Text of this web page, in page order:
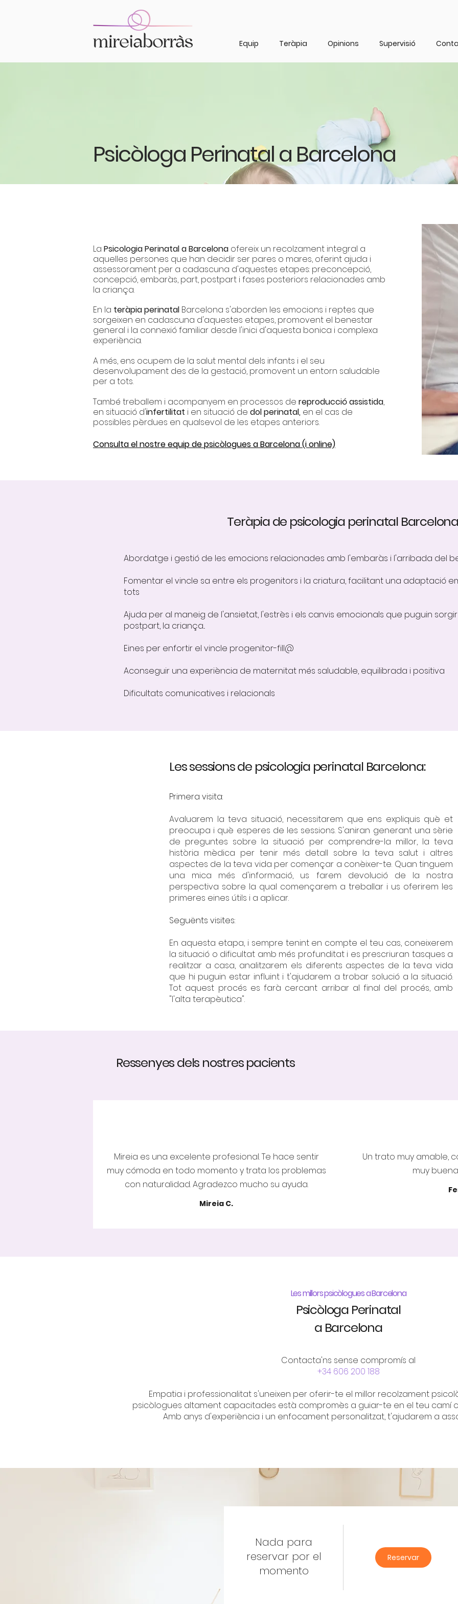
Equip Teràpia Opinions Supervisió
Psicòloga Perinatal a Barcelona
La Psicologia Perinatal a Barcelona ofereix un recolzament integral a
aquelles persones que han decidir ser pares o mares, oferint ajuda i
assessorament per a cadascuna d'aquestes etapes: preconcepció,
concepció, embaràs, part, postpart i fases posteriors relacionades amb
la criança.
En la teràpia perinatal Barcelona s'aborden les emocions i reptes que
sorgeixen en cadascuna d'aquestes etapes, promovent el benestar
general i la connexió familiar desde l'inici d'aquesta bonica i complexa
experiència.
​A més, ens ocupem de la salut mental dels infants i el seu
desenvolupament des de la gestació, promovent un entorn saludable
per a tots.
També treballem i acompanyem en processos de reproducció assistida,
en situació d'infertilitat i en situació de dol perinatal, en el cas de
possibles pèrdues en qualsevol de les etapes anteriors.
Consulta el nostre equip de psicòlogues a Barcelona (i online)
Teràpia de psicologia perinatal
Abordatge i gestió de les emocions relacionades amb l'embaràs i l'arribada del
Fomentar el vincle sa entre els progenitors i la criatura, facilitant una adaptació
tots
Ajuda per al maneig de l'ansietat, l'estrès i els canvis emocionals que puguin
postpart, la criança...
Eines per enfortir el vincle progenitor-fill@
Aconseguir una experiència de maternitat més saludable, equilibrada i positiva​
Dificultats comunicatives i relacionals
Les sessions de psicologia perinatal Barcelona:
Primera visita:
Avaluarem la teva situació, necessitarem que ens expliquis què et
preocupa i què esperes de les sessions. S'aniran generant una sèrie
de preguntes sobre la situació per comprendre-la millor, la teva
història mèdica per tenir més detall sobre la teva salut i altres
aspectes de la teva vida per començar a conèixer-te. Quan tinguem
una mica més d'informació, us farem devolució de la nostra
perspectiva sobre la qual començarem a treballar i us oferirem les
primeres eines útils i a aplicar.
Seguënts visites:
En aquesta etapa, i sempre tenint en compte el teu cas, coneixerem
la situació o dificultat amb més profunditat i es prescriuran tasques a
realitzar a casa, analitzarem els diferents aspectes de la teva vida
que hi puguin estar influint i t'ajudarem a trobar solució a la situació.
Tot aquest procés es farà cercant arribar al final del procés, amb
"l'alta terapèutica".
Ressenyes dels nostres pacients
Mireia es una excelente profesional. Te hace sentir
muy cómoda en todo momento y trata los problemas
con naturalidad. Agradezco mucho su ayuda.
Mireia C.
Un trato muy amable,
muy
Les millors psicòlogues a Barcelona
Psicòloga Perinatal
a Barcelona
Contacta'ns sense compromís al
+34 606 200 188
Empatia i professionalitat s'uneixen per oferir-te el millor recolzament
psicòlogues altament capacitades està compromès a guiar-te en el teu camí
Amb anys d'experiència i un enfocament personalitzat, t'ajudarem a
Reservar
Nada para
reservar por el
momento